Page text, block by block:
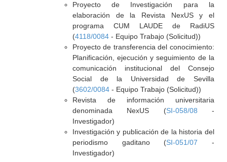
Proyecto de Investigación para la
elaboración de la Revista NexUS y el
programa CUM LAUDE de RadiUS
(4118/0084- Equipo Trabajo (Solicitud))
Proyecto de transferencia del conocimiento:
Planificación, ejecución y seguimiento de la
comunicación institucional del Consejo
Social de la Universidad de Sevilla
(3602/0084- Equipo Trabajo (Solicitud))
Revista de información universitaria
denominada NexUS (SI-058/08 -
Investigador)
Investigación y publicación de la historia del
periodismo gaditano (SI-051/07 -
Investigador)